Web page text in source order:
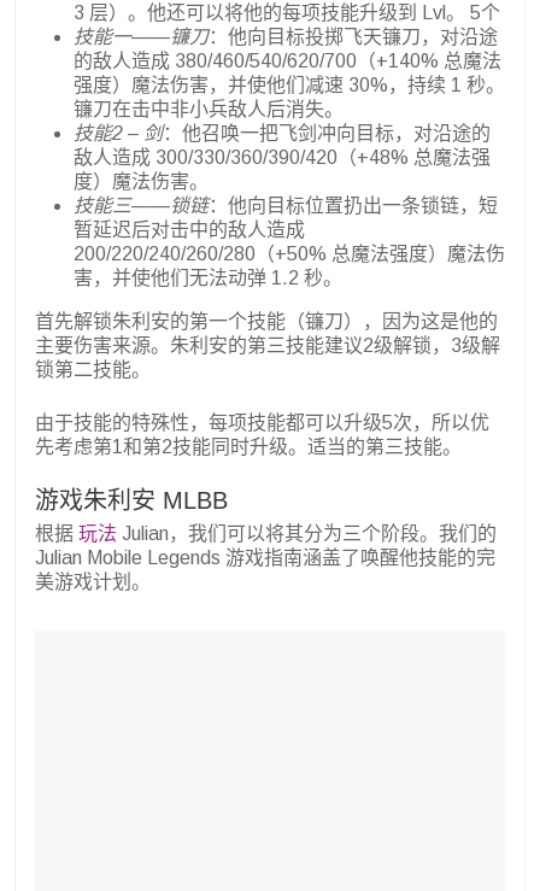
3 层）。他还可以将他的每项技能升级到 Lvl。 5个
技能一——镰刀：他向目标投掷飞天镰刀，对沿途
的敌人造成 380/460/540/620/700（+140% 总魔法
强度）魔法伤害，并使他们减速 30%，持续 1 秒。
镰刀在击中非小兵敌人后消失。
技能2 – 剑：他召唤一把飞剑冲向目标，对沿途的
敌人造成 300/330/360/390/420（+48% 总魔法强
度）魔法伤害。
技能三——锁链：他向目标位置扔出一条锁链，短
暂延迟后对击中的敌人造成
200/220/240/260/280（+50% 总魔法强度）魔法伤
害，并使他们无法动弹 1.2 秒。
首先解锁朱利安的第一个技能（镰刀），因为这是他的
主要伤害来源。朱利安的第三技能建议2级解锁，3级解
锁第二技能。
由于技能的特殊性，每项技能都可以升级5次，所以优
先考虑第1和第2技能同时升级。适当的第三技能。
游戏朱利安 MLBB
根据 玩法 Julian，我们可以将其分为三个阶段。我们的
Julian Mobile Legends 游戏指南涵盖了唤醒他技能的完
美游戏计划。